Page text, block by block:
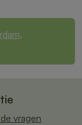
,
vragen